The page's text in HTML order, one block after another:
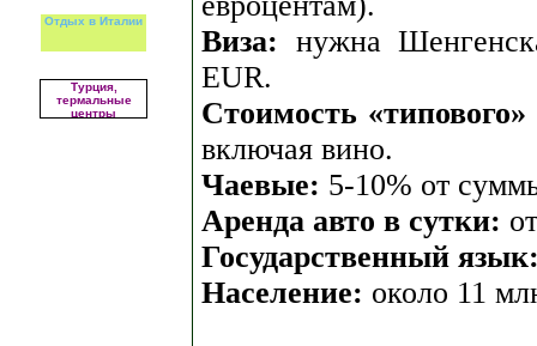
Отдых в Италии
Турция,
термальные
центры
Виза: нужна
EUR.
Стоимость
включая вино.
Чаевые: 5-10% от
Аренда авто в сутки:
Государственный
Население: около 11